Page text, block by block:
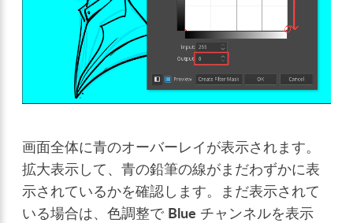
画面全体に青のオーバーレイが表示されます。
拡大表示して、青の鉛筆の線がまだわずかに表
示されているかを確認します。まだ表示されて
いる場合は、色調整で Blue チャンネルを表示